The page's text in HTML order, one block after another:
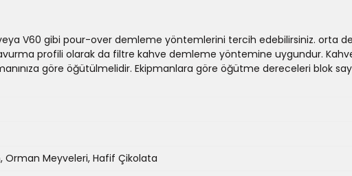
V60 gibi pour-over demleme yöntemlerini tercih edebilirsiniz. orta
profili olarak da filtre kahve demleme yöntemine uygundur.
göre öğütülmelidir. Ekipmanlara göre öğütme dereceleri blok
Orman Meyveleri, Hafif Çikolata